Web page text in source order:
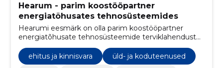
Hearum - parim koostööpartner
energiatõhusates tehnosüsteemides
Hearumi eesmärk on olla parim koostööpartner
energiatõhusate tehnosüsteemide terviklahenduste
ehitus ja kinnisvara
üld- ja koduteenused